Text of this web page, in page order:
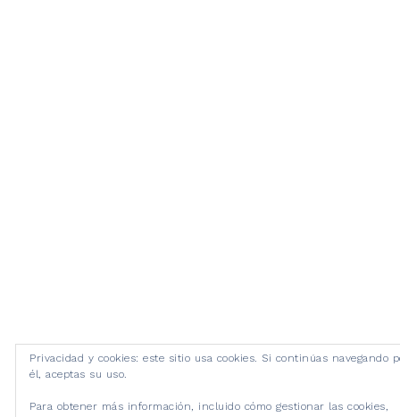
Privacidad y cookies: este sitio usa cookies. Si continúas navegando
él, aceptas su uso.
Para obtener más información, incluido cómo gestionar las cookies,